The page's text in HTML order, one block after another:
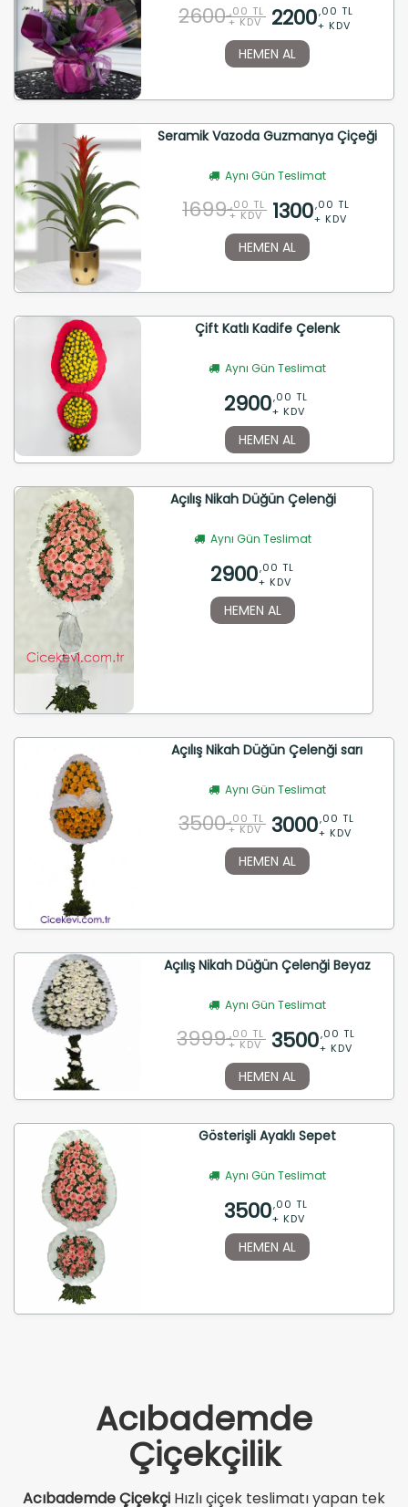
2600 ,00 TL
+ KDV 2200,00 TL
+ KDV
HEMEN AL
Seramik Vazoda Guzmanya Çiçeği
Aynı Gün Teslimat
1699 ,00 TL
+ KDV 1300,00 TL
+ KDV
HEMEN AL
Çift Katlı Kadife Çelenk
Aynı Gün Teslimat
2900,00 TL
+ KDV
HEMEN AL
Açılış Nikah Düğün Çelenği
Aynı Gün Teslimat
2900,00 TL
+ KDV
HEMEN AL
Açılış Nikah Düğün Çelenği sarı
Aynı Gün Teslimat
3500 ,00 TL
+ KDV 3000,00 TL
+ KDV
HEMEN AL
Açılış Nikah Düğün Çelenği Beyaz
Aynı Gün Teslimat
3999 ,00 TL
+ KDV 3500,00 TL
+ KDV
HEMEN AL
Gösterişli Ayaklı Sepet
Aynı Gün Teslimat
3500,00 TL
+ KDV
HEMEN AL
Acıbademde
Çiçekçilik
Acıbademde Çiçekçi Hızlı çiçek teslimatı yapan tek